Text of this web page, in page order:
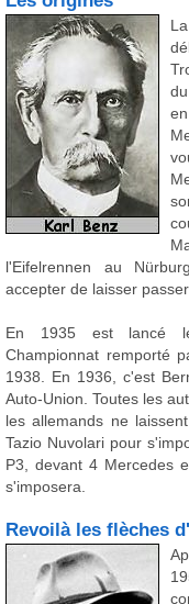
l'Eifelrennen au
accepter de laisser
En 1935 est lancé le
Championnat remporté
1938. En 1936, c'est
Auto-Union. Toutes les
les allemands ne
Tazio Nuvolari pour
P3, devant 4 Mercedes
s'imposera.
Revoilà les flèches